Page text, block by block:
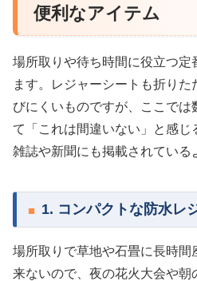
便利なアイテム
場所取りや待ち時間に役立つ定
ます。レジャーシートも折り
びにくいものですが、ここでは
て「これは間違いない」と感じ
雑誌や新聞にも掲載されている
1. コンパクトな防水レ
場所取りで草地や石畳に長時
来ないので、夜の花火大会や朝